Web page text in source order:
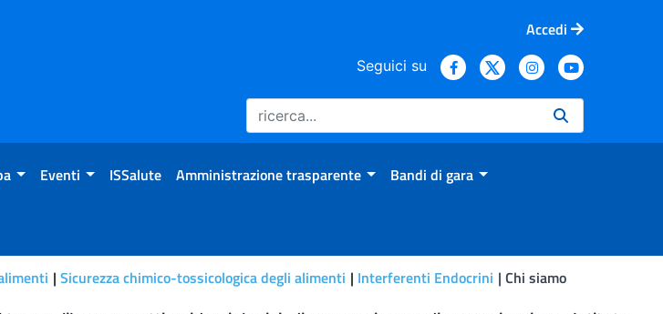
Accedi
Seguici su
Eventi ISSalute Amministrazione trasparente Bandi di gara
Sicurezza chimico-tossicologica degli alimenti Interferenti Endocrini Chi siamo